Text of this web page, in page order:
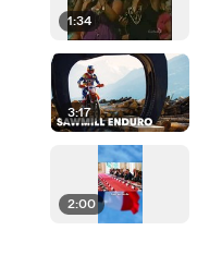
1:34
3:17
2:00